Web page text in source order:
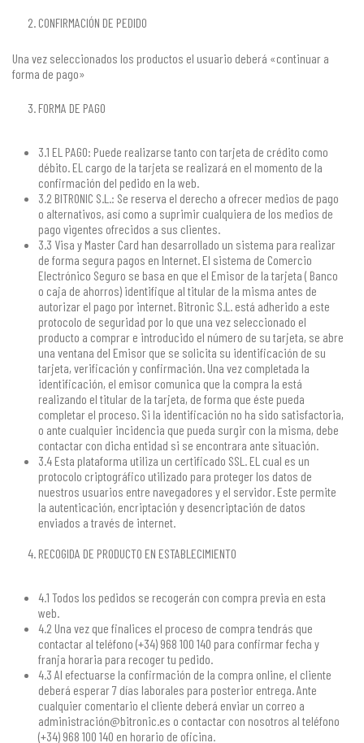
CONFIRMACIÓN DE PEDIDO
Una vez seleccionados los productos el usuario deberá «continuar a
forma de pago»
FORMA DE PAGO
3.1 EL PAGO: Puede realizarse tanto con tarjeta de crédito como
débito. EL cargo de la tarjeta se realizará en el momento de la
confirmación del pedido en la web.
3.2 BITRONIC S.L.: Se reserva el derecho a ofrecer medios de pago
o alternativos, así como a suprimir cualquiera de los medios de
pago vigentes ofrecidos a sus clientes.
3.3 Visa y Master Card han desarrollado un sistema para realizar
de forma segura pagos en Internet. El sistema de Comercio
Electrónico Seguro se basa en que el Emisor de la tarjeta ( Banco
o caja de ahorros) identifique al titular de la misma antes de
autorizar el pago por internet. Bitronic S.L. está adherido a este
protocolo de seguridad por lo que una vez seleccionado el
producto a comprar e introducido el número de su tarjeta, se abre
una ventana del Emisor que se solicita su identificación de su
tarjeta, verificación y confirmación. Una vez completada la
identificación, el emisor comunica que la compra la está
realizando el titular de la tarjeta, de forma que éste pueda
completar el proceso. Si la identificación no ha sido satisfactoria,
o ante cualquier incidencia que pueda surgir con la misma, debe
contactar con dicha entidad si se encontrara ante situación.
3.4 Esta plataforma utiliza un certificado SSL. EL cual es un
protocolo criptográfico utilizado para proteger los datos de
nuestros usuarios entre navegadores y el servidor. Este permite
la autenticación, encriptación y desencriptación de datos
enviados a través de internet.
RECOGIDA DE PRODUCTO EN ESTABLECIMIENTO
4.1 Todos los pedidos se recogerán con compra previa en esta
web.
4.2 Una vez que finalices el proceso de compra tendrás que
contactar al teléfono (+34) 968 100 140 para confirmar fecha y
franja horaria para recoger tu pedido.
4.3 Al efectuarse la confirmación de la compra online, el cliente
deberá esperar 7 días laborales para posterior entrega. Ante
cualquier comentario el cliente deberá enviar un correo a
administración@bitronic.es o contactar con nosotros al teléfono
(+34) 968 100 140 en horario de oficina.